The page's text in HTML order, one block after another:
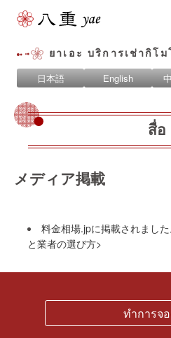
ยาเอะ บริการเช่ากิโ
日本語 English
สื่อ
メディア掲載
料金相場.jpに掲載されまし
と業者の選び方>
ทำการจ